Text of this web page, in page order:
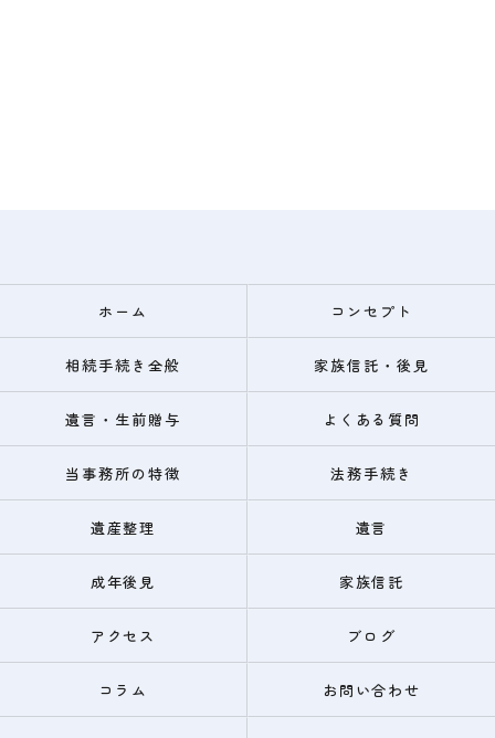
ホーム コンセプト
相続手続き全般 家族信託・後見
遺言・生前贈与 よくある質問
当事務所の特徴 法務手続き
遺産整理 遺言
成年後見 家族信託
アクセス ブログ
コラム お問い合わせ